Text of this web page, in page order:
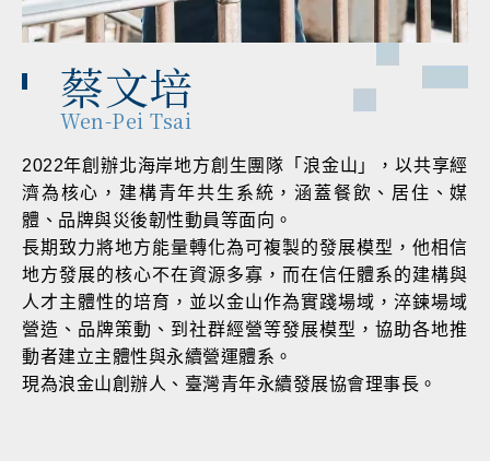
蔡文培
Wen-Pei Tsai
2022年創辦北海岸地方創生團隊「浪金山」，以共享經
濟為核心，建構青年共生系統，涵蓋餐飲、居住、媒
體、品牌與災後韌性動員等面向。
長期致力將地方能量轉化為可複製的發展模型，他相信
地方發展的核心不在資源多寡，而在信任體系的建構與
人才主體性的培育，並以金山作為實踐場域，淬鍊場域
營造、品牌策動、到社群經營等發展模型，協助各地推
動者建立主體性與永續營運體系。
現為浪金山創辦人、臺灣青年永續發展協會理事長。